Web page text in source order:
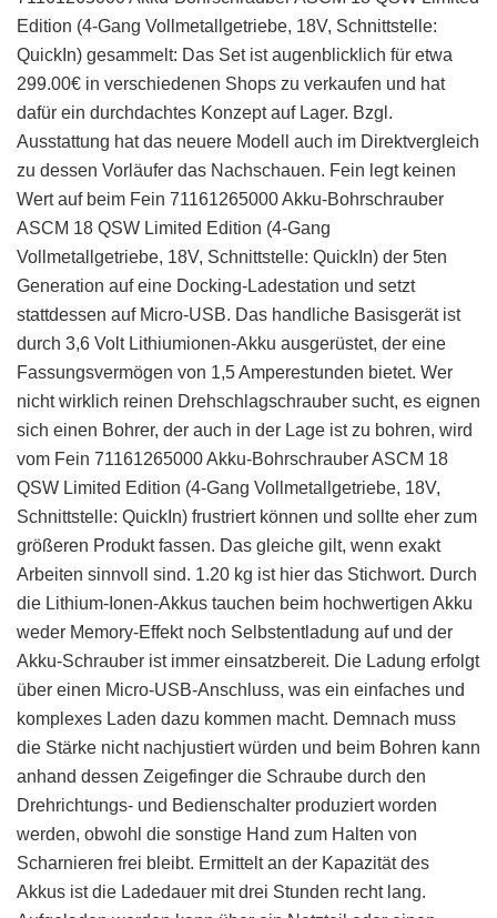
Edition (4-Gang Vollmetallgetriebe, 18V, Schnittstelle:
QuickIn) gesammelt: Das Set ist augenblicklich für etwa
299.00€ in verschiedenen Shops zu verkaufen und hat
dafür ein durchdachtes Konzept auf Lager. Bzgl.
Ausstattung hat das neuere Modell auch im Direktvergleich
zu dessen Vorläufer das Nachschauen. Fein legt keinen
Wert auf beim Fein 71161265000 Akku-Bohrschrauber
ASCM 18 QSW Limited Edition (4-Gang
Vollmetallgetriebe, 18V, Schnittstelle: QuickIn) der 5ten
Generation auf eine Docking-Ladestation und setzt
stattdessen auf Micro-USB. Das handliche Basisgerät ist
durch 3,6 Volt Lithiumionen-Akku ausgerüstet, der eine
Fassungsvermögen von 1,5 Amperestunden bietet. Wer
nicht wirklich reinen Drehschlagschrauber sucht, es eignen
sich einen Bohrer, der auch in der Lage ist zu bohren, wird
vom Fein 71161265000 Akku-Bohrschrauber ASCM 18
QSW Limited Edition (4-Gang Vollmetallgetriebe, 18V,
Schnittstelle: QuickIn) frustriert können und sollte eher zum
größeren Produkt fassen. Das gleiche gilt, wenn exakt
Arbeiten sinnvoll sind. 1.20 kg ist hier das Stichwort. Durch
die Lithium-Ionen-Akkus tauchen beim hochwertigen Akku
weder Memory-Effekt noch Selbstentladung auf und der
Akku-Schrauber ist immer einsatzbereit. Die Ladung erfolgt
über einen Micro-USB-Anschluss, was ein einfaches und
komplexes Laden dazu kommen macht. Demnach muss
die Stärke nicht nachjustiert würden und beim Bohren kann
anhand dessen Zeigefinger die Schraube durch den
Drehrichtungs- und Bedienschalter produziert worden
werden, obwohl die sonstige Hand zum Halten von
Scharnieren frei bleibt. Ermittelt an der Kapazität des
Akkus ist die Ladedauer mit drei Stunden recht lang.